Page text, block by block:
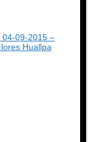
04-09-2015 –
Huallpa